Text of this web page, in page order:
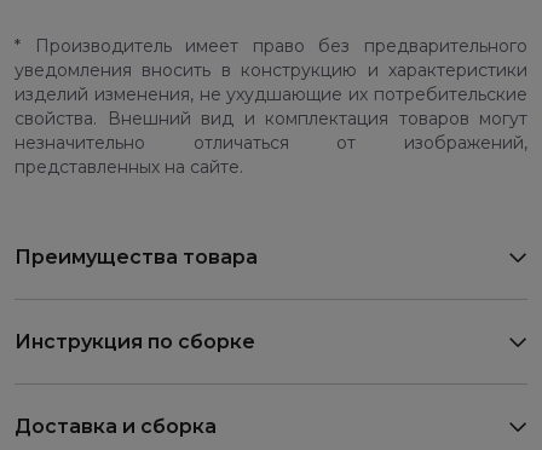
* Производитель имеет право без предварительного
уведомления вносить в конструкцию и характеристики
изделий изменения, не ухудшающие их потребительские
свойства. Внешний вид и комплектация товаров могут
незначительно отличаться от изображений,
представленных на сайте.
Преимущества товара
Инструкция по сборке
Доставка и сборка